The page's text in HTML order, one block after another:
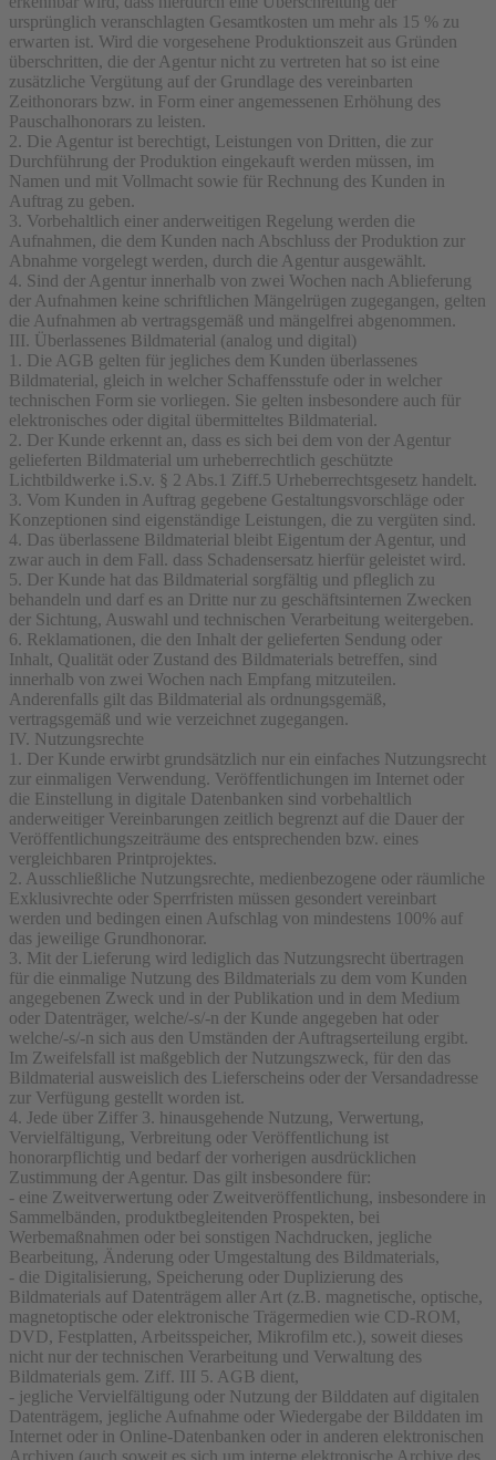
ursprünglich veranschlagten Gesamtkosten um mehr als 15 % zu
erwarten ist. Wird die vorgesehene Produktionszeit aus Gründen
überschritten, die der Agentur nicht zu vertreten hat so ist eine
zusätzliche Vergütung auf der Grundlage des vereinbarten
Zeithonorars bzw. in Form einer angemessenen Erhöhung des
Pauschalhonorars zu leisten.
2. Die Agentur ist berechtigt, Leistungen von Dritten, die zur
Durchführung der Produktion eingekauft werden müssen, im
Namen und mit Vollmacht sowie für Rechnung des Kunden in
Auftrag zu geben.
3. Vorbehaltlich einer anderweitigen Regelung werden die
Aufnahmen, die dem Kunden nach Abschluss der Produktion zur
Abnahme vorgelegt werden, durch die Agentur ausgewählt.
4. Sind der Agentur innerhalb von zwei Wochen nach Ablieferung
der Aufnahmen keine schriftlichen Mängelrügen zugegangen, gelten
die Aufnahmen ab vertragsgemäß und mängelfrei abgenommen.
III. Überlassenes Bildmaterial (analog und digital)
1. Die AGB gelten für jegliches dem Kunden überlassenes
Bildmaterial, gleich in welcher Schaffensstufe oder in welcher
technischen Form sie vorliegen. Sie gelten insbesondere auch für
elektronisches oder digital übermitteltes Bildmaterial.
2. Der Kunde erkennt an, dass es sich bei dem von der Agentur
gelieferten Bildmaterial um urheberrechtlich geschützte
Lichtbildwerke i.S.v. § 2 Abs.1 Ziff.5 Urheberrechtsgesetz handelt.
3. Vom Kunden in Auftrag gegebene Gestaltungsvorschläge oder
Konzeptionen sind eigenständige Leistungen, die zu vergüten sind.
4. Das überlassene Bildmaterial bleibt Eigentum der Agentur, und
zwar auch in dem Fall. dass Schadensersatz hierfür geleistet wird.
5. Der Kunde hat das Bildmaterial sorgfältig und pfleglich zu
behandeln und darf es an Dritte nur zu geschäftsinternen Zwecken
der Sichtung, Auswahl und technischen Verarbeitung weitergeben.
6. Reklamationen, die den Inhalt der gelieferten Sendung oder
Inhalt, Qualität oder Zustand des Bildmaterials betreffen, sind
innerhalb von zwei Wochen nach Empfang mitzuteilen.
Anderenfalls gilt das Bildmaterial als ordnungsgemäß,
vertragsgemäß und wie verzeichnet zugegangen.
IV. Nutzungsrechte
1. Der Kunde erwirbt grundsätzlich nur ein einfaches Nutzungsrecht
zur einmaligen Verwendung. Veröffentlichungen im Internet oder
die Einstellung in digitale Datenbanken sind vorbehaltlich
anderweitiger Vereinbarungen zeitlich begrenzt auf die Dauer der
Veröffentlichungszeiträume des entsprechenden bzw. eines
vergleichbaren Printprojektes.
2. Ausschließliche Nutzungsrechte, medienbezogene oder räumliche
Exklusivrechte oder Sperrfristen müssen gesondert vereinbart
werden und bedingen einen Aufschlag von mindestens 100% auf
das jeweilige Grundhonorar.
3. Mit der Lieferung wird lediglich das Nutzungsrecht übertragen
für die einmalige Nutzung des Bildmaterials zu dem vom Kunden
angegebenen Zweck und in der Publikation und in dem Medium
oder Datenträger, welche/-s/-n der Kunde angegeben hat oder
welche/-s/-n sich aus den Umständen der Auftragserteilung ergibt.
Im Zweifelsfall ist maßgeblich der Nutzungszweck, für den das
Bildmaterial ausweislich des Lieferscheins oder der Versandadresse
zur Verfügung gestellt worden ist.
4. Jede über Ziffer 3. hinausgehende Nutzung, Verwertung,
Vervielfältigung, Verbreitung oder Veröffentlichung ist
honorarpflichtig und bedarf der vorherigen ausdrücklichen
Zustimmung der Agentur. Das gilt insbesondere für:
- eine Zweitverwertung oder Zweitveröffentlichung, insbesondere in
Sammelbänden, produktbegleitenden Prospekten, bei
Werbemaßnahmen oder bei sonstigen Nachdrucken, jegliche
Bearbeitung, Änderung oder Umgestaltung des Bildmaterials,
- die Digitalisierung, Speicherung oder Duplizierung des
Bildmaterials auf Datenträgem aller Art (z.B. magnetische, optische,
magnetoptische oder elektronische Trägermedien wie CD-ROM,
DVD, Festplatten, Arbeitsspeicher, Mikrofilm etc.), soweit dieses
nicht nur der technischen Verarbeitung und Verwaltung des
Bildmaterials gem. Ziff. III 5. AGB dient,
- jegliche Vervielfältigung oder Nutzung der Bilddaten auf digitalen
Datenträgem, jegliche Aufnahme oder Wiedergabe der Bilddaten im
Internet oder in Online-Datenbanken oder in anderen elektronischen
Archiven (auch soweit es sich um interne elektronische Archive des